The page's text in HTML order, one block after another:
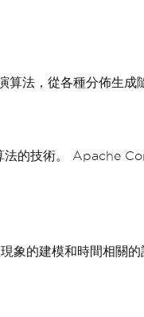
法，從各種分佈生成
的技術。 Apache
的建模和時間相關的